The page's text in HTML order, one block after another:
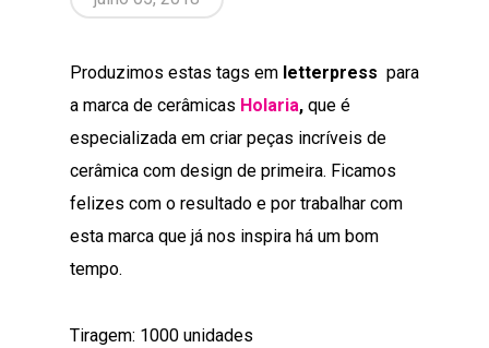
Produzimos estas tags em letterpress para
a marca de cerâmicas Holaria, que é
especializada em criar peças incríveis de
cerâmica com design de primeira. Ficamos
felizes com o resultado e por trabalhar com
esta marca que já nos inspira há um bom
tempo.
Tiragem: 1000 unidades